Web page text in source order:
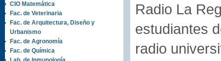
CIO Matemática
Fac. de Veterinaria
Fac. de Arquitectura, Diseño y
Urbanismo
Fac. de Agronomía
Fac. de Química
Radio La
estudiantes
radio